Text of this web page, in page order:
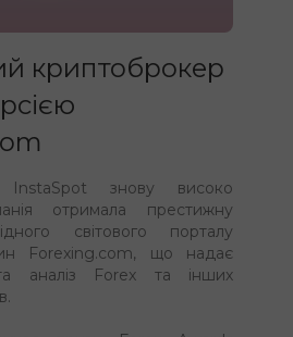
криптоброкер
InstaSpot знову високо
отримала престижну
світового порталу
Forexing.com, що надає
аналіз Forex та інших